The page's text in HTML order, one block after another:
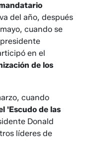
del año, después
cuando se
en el
de los
cuando
'Escudo de las
Donald
líderes de